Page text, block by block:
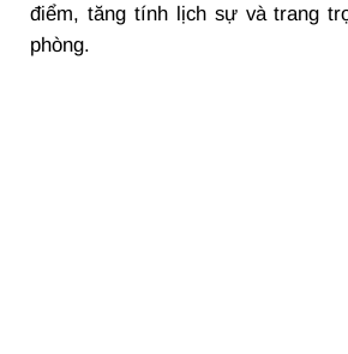
điểm, tăng tính lịch sự và trang
phòng.